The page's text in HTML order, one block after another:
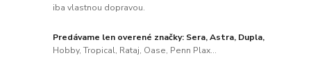
iba vlastnou dopravou.
Predávame len overené značky: Sera, Astra, Dupla,
Hobby, Tropical, Rataj, Oase, Penn Plax...